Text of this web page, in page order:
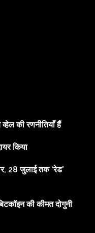
की रणनीतियाँ हैं
किया
28 जुलाई तक ‘रेड’
की कीमत दोगुनी